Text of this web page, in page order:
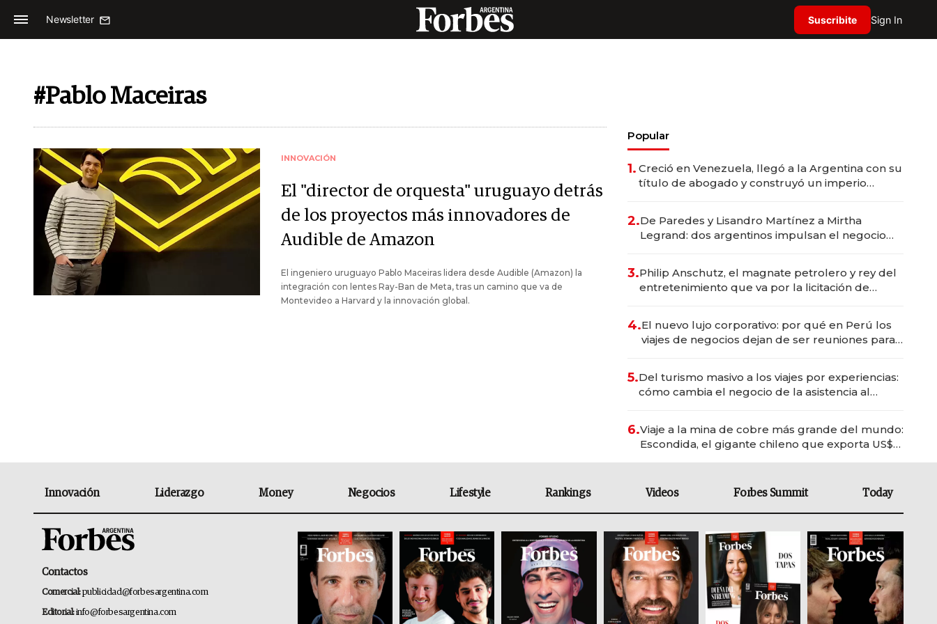
Newsletter Suscribite Sign In
#Pablo Maceiras
INNOVACIÓN
El "director de orquesta" uruguayo detrás
de los proyectos más innovadores de
Audible de Amazon
El ingeniero uruguayo Pablo Maceiras lidera desde Audible (Amazon) la
integración con lentes Ray-Ban de Meta, tras un camino que va de
Montevideo a Harvard y la innovación global.
Popular
1. Creció en Venezuela, llegó a la Argentina con su
título de abogado y construyó un imperio
2.De Paredes y Lisandro Martínez a Mirtha
Legrand: dos argentinos impulsan el negocio
3.Philip Anschutz, el magnate petrolero y rey del
entretenimiento que va por la licitación de
4.El nuevo lujo corporativo: por qué en Perú los
viajes de negocios dejan de ser reuniones para
5.Del turismo masivo a los viajes por experiencias:
cómo cambia el negocio de la asistencia al
6.Viaje a la mina de cobre más grande del mundo:
Escondida, el gigante chileno que exporta US$
Innovación Liderazgo Money Negocios Lifestyle Rankings Videos Forbes Summit Today
Contactos
Comercial:publicidad@forbesargentina.com
Editorial:info@forbesargentina.com